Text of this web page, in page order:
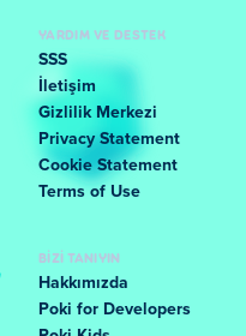
YARDIM VE DESTEK
SSS
İletişim
Gizlilik Merkezi
Privacy Statement
Cookie Statement
Terms of Use
BIZI TANIYIN
Hakkımızda
Poki for Developers